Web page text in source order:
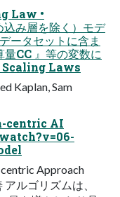
Law •
み層を除く）モデ
ータセットに含ま
CC 』等の変数に
Scaling Laws
Kaplan, Sam
centric AI
Approach
ルゴリズムは、